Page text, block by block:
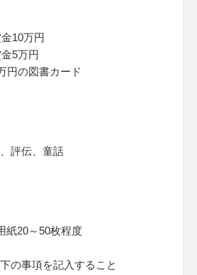
10万円
5万円
の図書カード
評伝、童話
紙20～50枚程度
の事項を記入すること